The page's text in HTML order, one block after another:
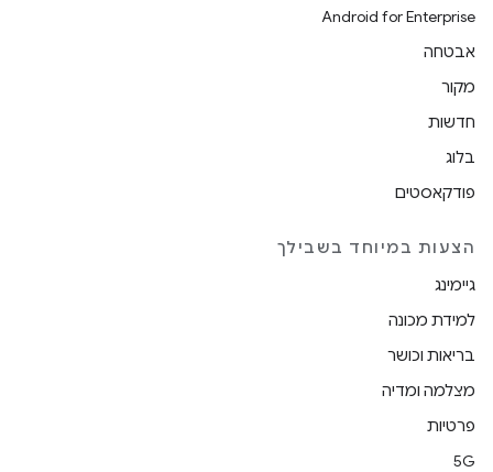
Android for Enterprise
אבטחה
מקור
חדשות
בלוג
פודקאסטים
הצעות במיוחד בשבילך
גיימינג
למידת מכונה
בריאות וכושר
מצלמה ומדיה
פרטיות
5G